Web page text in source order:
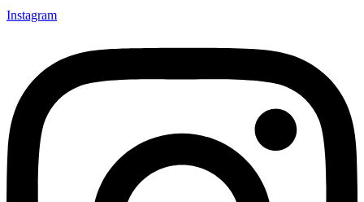
Instagram